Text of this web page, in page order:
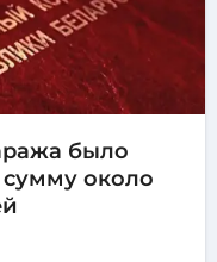
было
около